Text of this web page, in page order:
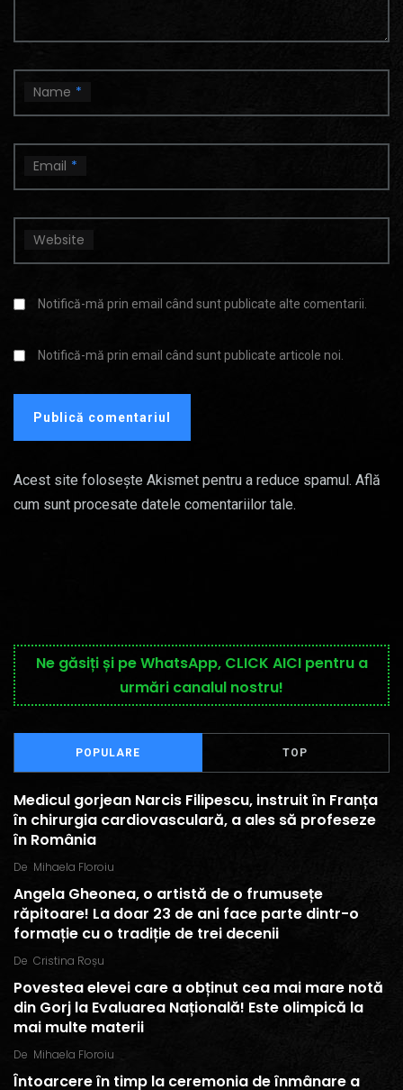
Name *
Email *
Website
Notifică-mă prin email când sunt publicate alte comentarii.
Notifică-mă prin email când sunt publicate articole noi.
Acest site folosește Akismet pentru a reduce spamul. Află
cum sunt procesate datele comentariilor tale.
Ne găsiți și pe WhatsApp, CLICK AICI pentru a
urmări canalul nostru!
POPULARE TOP
Medicul gorjean Narcis Filipescu, instruit în Franța
în chirurgia cardiovasculară, a ales să profeseze
în România
De Mihaela Floroiu
Angela Gheonea, o artistă de o frumusețe
răpitoare! La doar 23 de ani face parte dintr-o
formație cu o tradiție de trei decenii
De Cristina Roșu
Povestea elevei care a obținut cea mai mare notă
din Gorj la Evaluarea Națională! Este olimpică la
mai multe materii
De Mihaela Floroiu
Întoarcere în timp la ceremonia de înmânare a